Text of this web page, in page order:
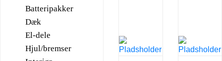
Batteripakker
Dæk
El-dele
Hjul/bremser